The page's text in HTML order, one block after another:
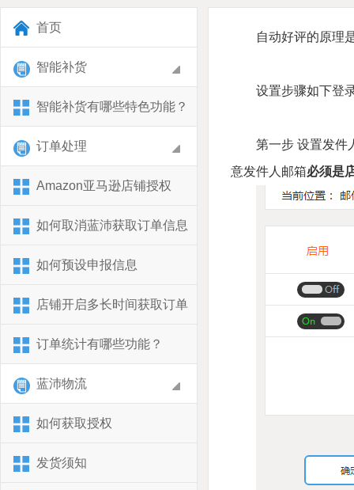
首页
智能补货
智能补货有哪些特色功能？
订单处理
Amazon亚马逊店铺授权
​如何取消蓝沛获取订单信息
如何预设申报信息
店铺开启多长时间获取订单
订单统计有哪些功能？
蓝沛物流
如何获取授权
发货须知
自动好评的原理
设置步骤如下登
第一步 设置发件
意发件人邮箱必须是